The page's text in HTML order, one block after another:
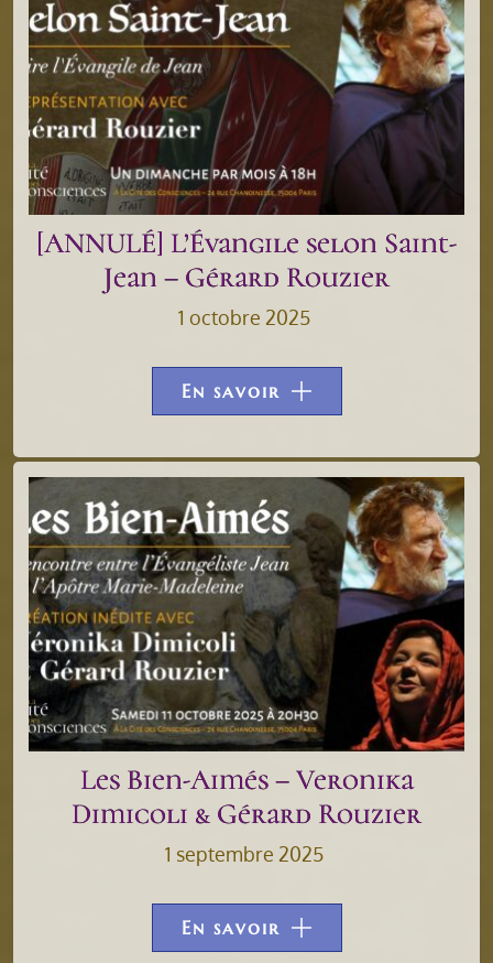
[ANNULÉ] L’Évangile selon Saint-
Jean – Gérard Rouzier
1 octobre 2025
En savoir
Les Bien-Aimés – Veronika
Dimicoli & Gérard Rouzier
1 septembre 2025
En savoir